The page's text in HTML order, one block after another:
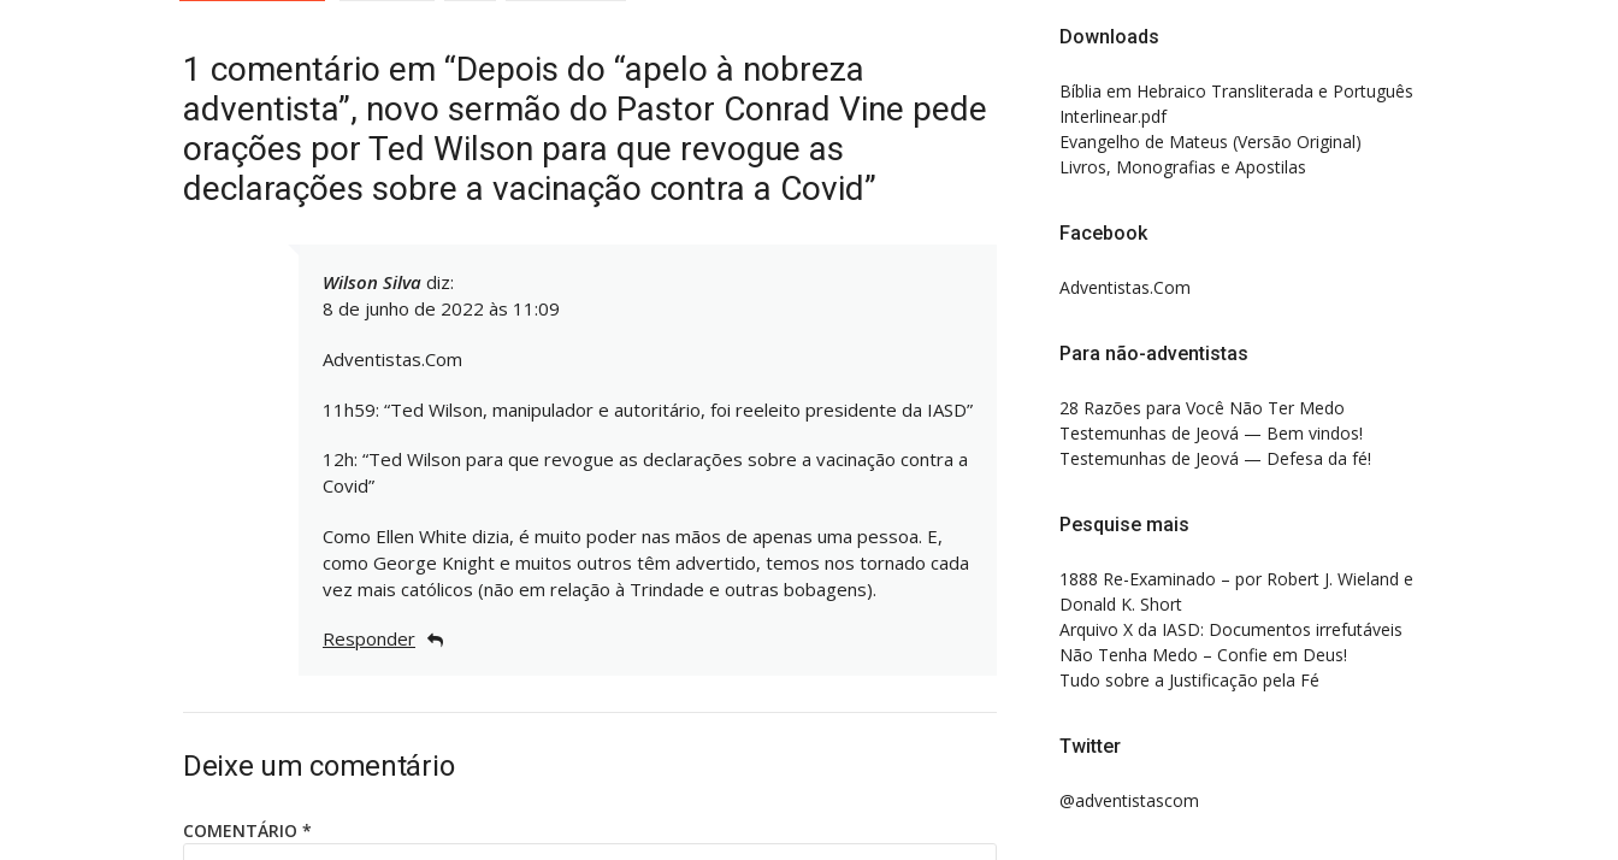
1 comentário em “Depois do “apelo à nobreza
adventista”, novo sermão do Pastor Conrad Vine pede
orações por Ted Wilson para que revogue as
declarações sobre a vacinação contra a Covid”
Wilson Silva diz:
8 de junho de 2022 às 11:09
Adventistas.Com
11h59: “Ted Wilson, manipulador e autoritário, foi reeleito presidente da IASD”
12h: “Ted Wilson para que revogue as declarações sobre a vacinação contra a
Covid”
Como Ellen White dizia, é muito poder nas mãos de apenas uma pessoa. E,
como George Knight e muitos outros têm advertido, temos nos tornado cada
vez mais católicos (não em relação à Trindade e outras bobagens).
Responder
Deixe um comentário
COMENTÁRIO *
Downloads
Bíblia em Hebraico Transliterada e Português
Interlinear.pdf
Evangelho de Mateus (Versão Original)
Livros, Monografias e Apostilas
Facebook
Adventistas.Com
Para não-adventistas
28 Razões para Você Não Ter Medo
Testemunhas de Jeová — Bem vindos!
Testemunhas de Jeová — Defesa da fé!
Pesquise mais
1888 Re-Examinado – por Robert J. Wieland e
Donald K. Short
Arquivo X da IASD: Documentos irrefutáveis
Não Tenha Medo – Confie em Deus!
Tudo sobre a Justificação pela Fé
Twitter
@adventistascom